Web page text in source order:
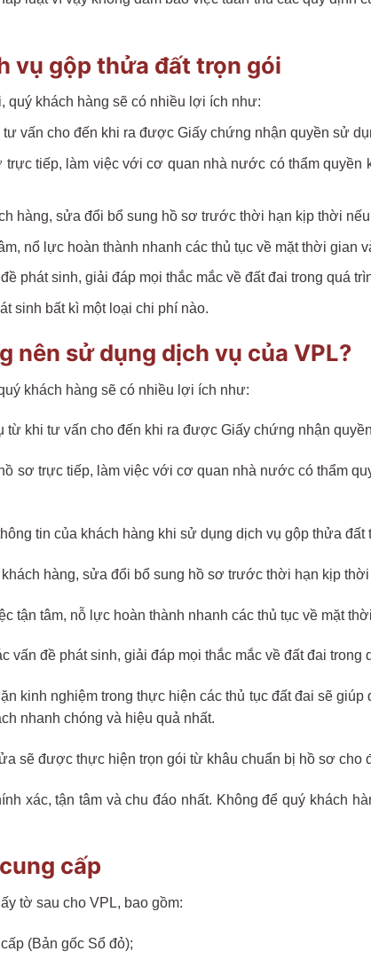
vụ gộp thửa đất trọn gói
quý khách hàng sẽ có nhiều lợi ích như:
vấn cho đến khi ra được Giấy chứng nhận quyền sử
trực tiếp, làm việc với cơ quan nhà nước có thẩm
hàng, sửa đổi bổ sung hồ sơ trước thời hạn kịp thời
nổ lực hoàn thành nhanh các thủ tục về mặt thời gian
phát sinh, giải đáp mọi thắc mắc về đất đai trong quá
sinh bất kì một loại chi phí nào.
nên sử dụng dịch vụ của VPL?
khách hàng sẽ có nhiều lợi ích như:
khi tư vấn cho đến khi ra được Giấy chứng nhận
sơ trực tiếp, làm việc với cơ quan nhà nước có thẩm
tin của khách hàng khi sử dụng dịch vụ gộp thửa đất
hàng, sửa đổi bổ sung hồ sơ trước thời hạn kịp
tận tâm, nỗ lực hoàn thành nhanh các thủ tục về mặt
đề phát sinh, giải đáp mọi thắc mắc về đất đai trong
kinh nghiệm trong thực hiện các thủ tục đất đai sẽ
nhanh chóng và hiệu quả nhất.
sẽ được thực hiện trọn gói từ khâu chuẩn bị hồ sơ cho
xác, tận tâm và chu đáo nhất. Không để quý khách
cấp
tờ sau cho VPL, bao gồm:
(Bản gốc Sổ đỏ);